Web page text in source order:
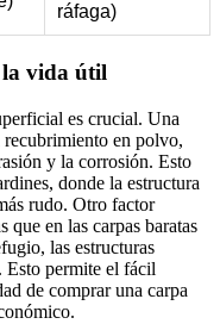
ráfaga)
la vida útil
es crucial. Una
en polvo,
y la corrosión. Esto
donde la estructura
rudo. Otro factor
en las carpas baratas
las estructuras
Esto permite el fácil
de comprar una carpa